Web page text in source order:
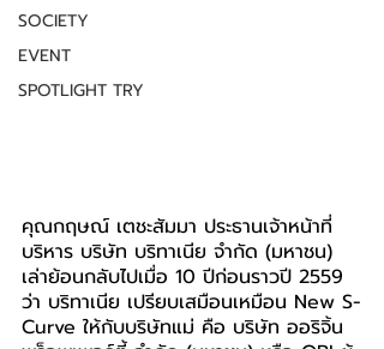
SOCIETY
EVENT
SPOTLIGHT TRY
คุณกฤษณ์ เตชะสัมมา ประธานเจ้าหน้าที่
บริหาร บริษัท บริทาเนีย จำกัด (มหาชน)
เล่าย้อนกลับไปเมื่อ 10 ปีก่อนราวปี 2559
ว่า บริทาเนีย เปรียบเสมือนเหมือน New S-
Curve ให้กับบริษัทแม่ คือ บริษัท ออริจิ้น